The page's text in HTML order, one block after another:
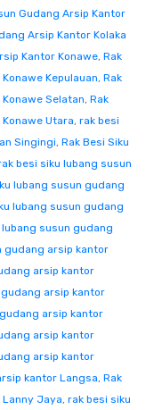
Gudang Arsip Kantor
Arsip Kantor Kolaka
Kantor Konawe, Rak
Kepulauan, Rak
Selatan, Rak
Utara, rak besi
Singingi, Rak Besi Siku
besi siku lubang susun
lubang susun gudang
lubang susun gudang
susun gudang
gudang arsip kantor
arsip kantor
arsip kantor
arsip kantor
arsip kantor
arsip kantor
kantor Langsa, Rak
Lanny Jaya, rak besi siku